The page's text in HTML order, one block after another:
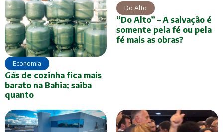
Economia
Gás de cozinha fica mais
barato na Bahia; saiba
quanto
Do Alto
“Do Alto” – A salvação é
somente pela fé ou pela
fé mais as obras?